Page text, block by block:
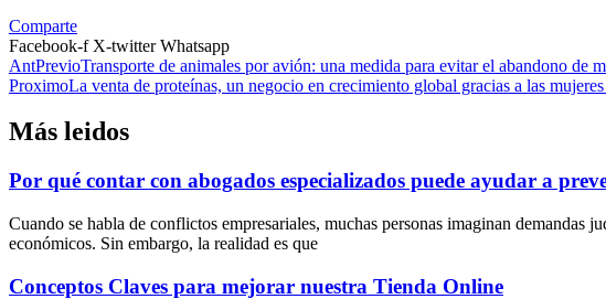
Comparte
Facebook-f X-twitter Whatsapp
AntPrevioTransporte de animales por avión: una medida para evitar el abandono de
ProximoLa venta de proteínas, un negocio en crecimiento global gracias a las
Más leidos
Por qué contar con abogados especializados puede ayudar a
Cuando se habla de conflictos empresariales, muchas personas imaginan demandas
económicos. Sin embargo, la realidad es que
Conceptos Claves para mejorar nuestra Tienda Online